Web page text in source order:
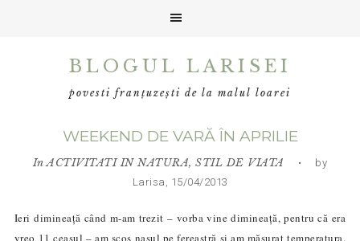
BLOGUL LARISEI
povesti franțuzești de la malul loarei
WEEKEND DE VARĂ ÎN APRILIE
InACTIVITATI IN NATURA,STIL DE VIATA
• by
Larisa, 15/04/2013
Ieri dimineață când m-am trezit – vorba vine dimineață, pentru că era
vreo 11 ceasul – am scos nasul pe fereastră și am măsurat temperatura.